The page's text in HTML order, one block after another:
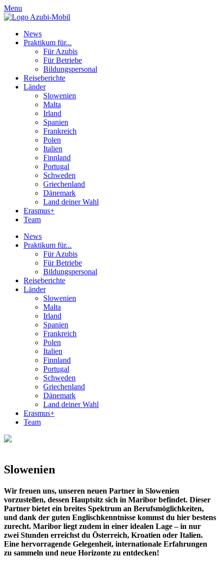
Menu
News
Praktikum für...
Für Azubis
Für Betriebe
Bildungspersonal
Reiseberichte
Länder
Slowenien
Malta
Irland
Spanien
Frankreich
Polen
Italien
Finnland
Portugal
Schweden
Griechenland
Dänemark
Land deiner Wahl
Erasmus+
Team
News
Praktikum für...
Für Azubis
Für Betriebe
Bildungspersonal
Reiseberichte
Länder
Slowenien
Malta
Irland
Spanien
Frankreich
Polen
Italien
Finnland
Portugal
Schweden
Griechenland
Dänemark
Land deiner Wahl
Erasmus+
Team
Slowenien
Wir freuen uns, unseren neuen Partner in Slowenien
vorzustellen, dessen Hauptsitz sich in Maribor befindet. Dieser
Partner bietet ein breites Spektrum an Berufsmöglichkeiten,
und dank der guten Englischkenntnisse kommst du hier bestens
zurecht. Maribor liegt zudem in einer idealen Lage – in nur
zwei Stunden erreichst du Österreich, Kroatien oder Italien.
Eine hervorragende Gelegenheit, internationale Erfahrungen
zu sammeln und neue Horizonte zu entdecken!